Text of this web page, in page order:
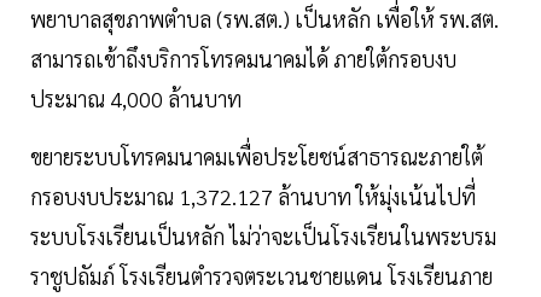
พยาบาลสุขภาพตำบล (รพ.สต.) เป็นหลัก เพื่อให้ รพ.สต.
สามารถเข้าถึงบริการโทรคมนาคมได้ ภายใต้กรอบงบ
ประมาณ 4,000 ล้านบาท
ขยายระบบโทรคมนาคมเพื่อประโยชน์สาธารณะภายใต้
กรอบงบประมาณ 1,372.127 ล้านบาท ให้มุ่งเน้นไปที่
ระบบโรงเรียนเป็นหลัก ไม่ว่าจะเป็นโรงเรียนในพระบรม
ราชูปถัมภ์ โรงเรียนตำรวจตระเวนชายแดน โรงเรียนภาย